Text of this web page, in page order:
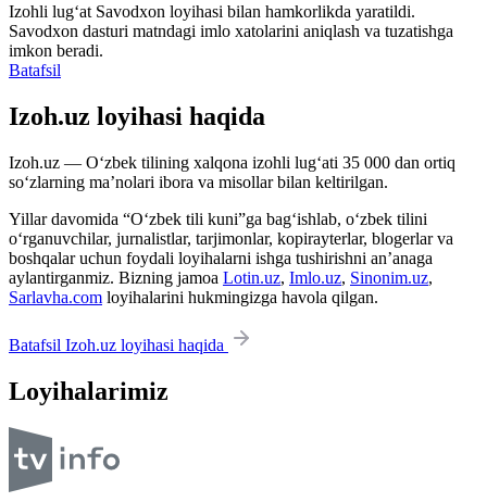
Izohli lugʻat Savodxon loyihasi bilan hamkorlikda yaratildi.
Savodxon dasturi matndagi imlo xatolarini aniqlash va tuzatishga
imkon beradi.
Batafsil
Izoh.uz loyihasi haqida
Izoh.uz — O‘zbek tilining xalqona izohli lug‘ati 35 000 dan ortiq
so‘zlarning ma’nolari ibora va misollar bilan keltirilgan.
Yillar davomida “O‘zbek tili kuni”ga bag‘ishlab, o‘zbek tilini
o‘rganuvchilar, jurnalistlar, tarjimonlar, kopirayterlar, blogerlar va
boshqalar uchun foydali loyihalarni ishga tushirishni an’anaga
aylantirganmiz. Bizning jamoa Lotin.uz, Imlo.uz, Sinonim.uz,
Sarlavha.com loyihalarini hukmingizga havola qilgan.
Batafsil Izoh.uz loyihasi haqida
Loyihalarimiz